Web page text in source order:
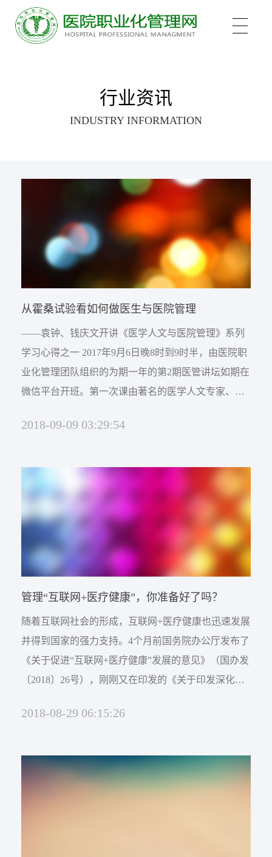
关于我们
中医心理师
心理治疗师
医院管理师
卫生技术资格考试助考
医务社工师
培训认证
医院管理咨询案例
职业化管理理论
医院EAP项目咨询
新闻中心
公司新闻
行业资讯
考试信息
职业标准
新闻动态
网络杂志
师资展示
联系我们
行业资讯
INDUSTRY INFORMATION
从霍桑试验看如何做医生与医院管理
——袁钟、钱庆文开讲《医学人文与医院管理》系列
学习心得之一 2017年9月6日晚8时到9时半，由医院职
业化管理团队组织的为期一年的第2期医管讲坛如期在
微信平台开班。第一次课由著名的医学人文专家、原
生命伦理专家委员会委员，中国医师协会医学人文专
医患沟通解决临床非技术问题。袁钟教授用平实而富
有磁性的语音...
2018-09-09 03:29:54
管理“互联网+医疗健康”，你准备好了吗？
随着互联网社会的形成，互联网+医疗健康也迅速发展
并得到国家的强力支持。4个月前国务院办公厅发布了
《关于促进“互联网+医疗健康”发展的意见》（国办发
〔2018〕26号），刚刚又在印发的《关于印发深化医
（国办发〔2018〕83号）中将促进“互联网+医疗健康”
联网+医疗健康&rd...
2018-08-29 06:15:26